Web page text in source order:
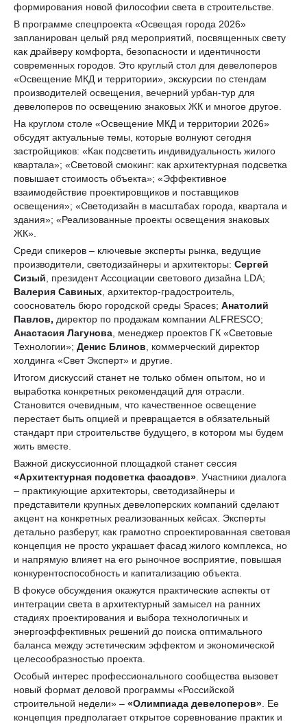
формирования новой философии света в строительстве.
В программе спецпроекта «Освещая города 2026»
запланирован целый ряд мероприятий, посвященных свету
как драйверу комфорта, безопасности и идентичности
современных городов. Это круглый стол для девелоперов
«Освещение МКД и территории», экскурсии по стендам
производителей освещения, вечерний урбан-тур для
девелоперов по освещению знаковых ЖК и многое другое.
На круглом столе «Освещение МКД и территории 2026»
обсудят актуальные темы, которые волнуют сегодня
застройщиков: «Как подсветить индивидуальность жилого
квартала»; «Световой смокинг: как архитектурная подсветка
повышает стоимость объекта»; «Эффективное
взаимодействие проектировщиков и поставщиков
освещения»; «Светодизайн в масштабах города, квартала и
здания»; «Реализованные проекты освещения знаковых
ЖК».
Среди спикеров – ключевые эксперты рынка, ведущие
производители, светодизайнеры и архитекторы: Сергей
Сизый , президент Ассоциации светового дизайна LDA;
Валерия Савиных , архитектор-градостроитель,
сооснователь бюро городской среды Spaces; Анатолий
Павлов, директор по продажам компании ALFRESCO;
Анастасия Лагунова , менеджер проектов ГК «Световые
Технологии»; Денис Блинов , коммерческий директор
холдинга «Свет Эксперт» и другие.
Итогом дискуссий станет не только обмен опытом, но и
выработка конкретных рекомендаций для отрасли.
Становится очевидным, что качественное освещение
перестает быть опцией и превращается в обязательный
стандарт при строительстве будущего, в котором мы будем
жить вместе.
Важной дискуссионной площадкой станет сессия
«Архитектурная подсветка фасадов» . Участники диалога
– практикующие архитекторы, светодизайнеры и
представители крупных девелоперских компаний сделают
акцент на конкретных реализованных кейсах. Эксперты
детально разберут, как грамотно спроектированная световая
концепция не просто украшает фасад жилого комплекса, но
и напрямую влияет на его рыночное восприятие, повышая
конкурентоспособность и капитализацию объекта.
В фокусе обсуждения окажутся практические аспекты от
интеграции света в архитектурный замысел на ранних
стадиях проектирования и выбора технологичных и
энергоэффективных решений до поиска оптимального
баланса между эстетическим эффектом и экономической
целесообразностью проекта.
Особый интерес профессионального сообщества вызовет
новый формат деловой программы «Российской
строительной недели» – «Олимпиада девелоперов» . Ее
концепция предполагает открытое соревнование практик и